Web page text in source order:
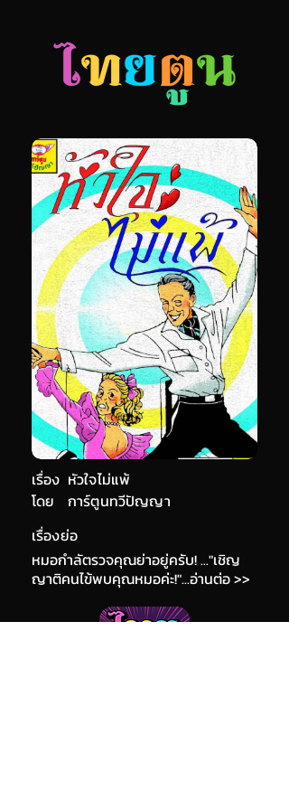
เรื่อง หัวใจไม่แพ้
การ์ตูนทวีปัญญา
โดย
เรื่องย่อ
หมอกำลัตรวจคุณย่าอยู่ครับ! ..."เชิญ
ญาติคนไข้พบคุณหมอค่ะ!"...อ่านต่อ >>